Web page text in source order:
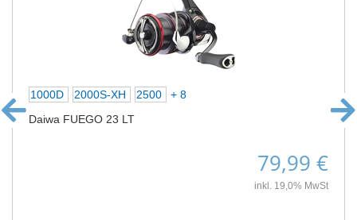
1000D 2000S-XH 2500
+ 8
Daiwa FUEGO 23 LT
79,99 €
inkl. 19,0% MwSt